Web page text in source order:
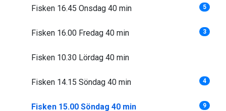
Fisken 16.45 Onsdag 40 min 5
Fisken 16.00 Fredag 40 min 3
Fisken 10.30 Lördag 40 min
Fisken 14.15 Söndag 40 min 4
Fisken 15.00 Söndag 40 min 9